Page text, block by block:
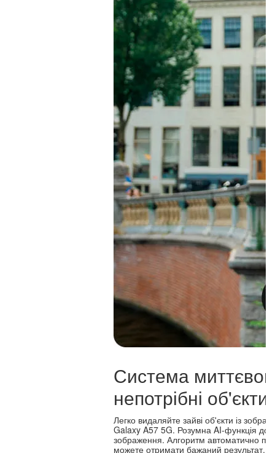
Система
непотрібні об'єкти
Легко видаляйте зайві об'єкти із
Galaxy A57 5G. Розумна AI-функція
зображення. Алгоритм автоматично
можете отримати бажаний результат.